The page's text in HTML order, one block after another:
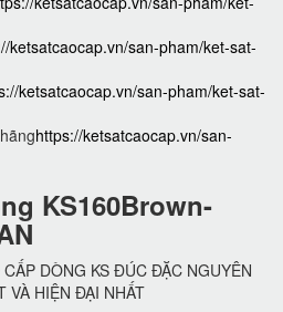
ketsatcaocap.vn/san-pham/ket-sat-
ketsatcaocap.vn/san-pham/ket-sat-
https://ketsatcaocap.vn/san-
KS160Brown-
DÒNG KS ĐÚC ĐẶC NGUYÊN
VÀ HIỆN ĐẠI NHẤT